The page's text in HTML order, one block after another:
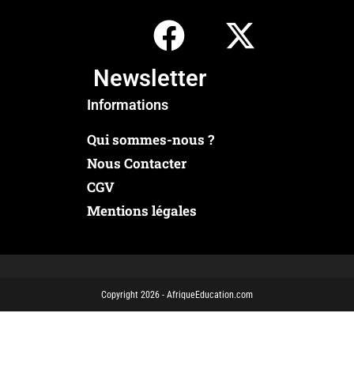
Newsletter
Informations
Qui sommes-nous ?
Nous Contacter
CGV
Mentions légales
Copyright 2026 - AfriqueEducation.com